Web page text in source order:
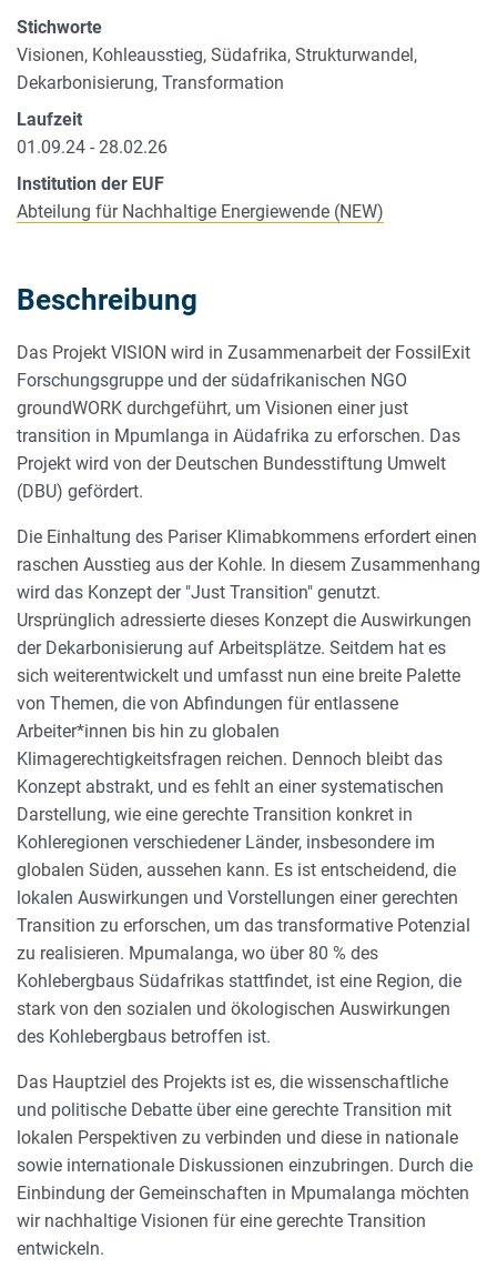
Stichworte
Visionen, Kohleausstieg, Südafrika, Strukturwandel,
Dekarbonisierung, Transformation
Laufzeit
01.09.24 - 28.02.26
Institution der EUF
Abteilung für Nachhaltige Energiewende (NEW)
Beschreibung
Das Projekt VISION wird in Zusammenarbeit der FossilExit
Forschungsgruppe und der südafrikanischen NGO
groundWORK durchgeführt, um Visionen einer just
transition in Mpumlanga in Aüdafrika zu erforschen. Das
Projekt wird von der Deutschen Bundesstiftung Umwelt
(DBU) gefördert.
Die Einhaltung des Pariser Klimabkommens erfordert einen
raschen Ausstieg aus der Kohle. In diesem Zusammenhang
wird das Konzept der "Just Transition" genutzt.
Ursprünglich adressierte dieses Konzept die Auswirkungen
der Dekarbonisierung auf Arbeitsplätze. Seitdem hat es
sich weiterentwickelt und umfasst nun eine breite Palette
von Themen, die von Abfindungen für entlassene
Arbeiter*innen bis hin zu globalen
Klimagerechtigkeitsfragen reichen. Dennoch bleibt das
Konzept abstrakt, und es fehlt an einer systematischen
Darstellung, wie eine gerechte Transition konkret in
Kohleregionen verschiedener Länder, insbesondere im
globalen Süden, aussehen kann. Es ist entscheidend, die
lokalen Auswirkungen und Vorstellungen einer gerechten
Transition zu erforschen, um das transformative Potenzial
zu realisieren. Mpumalanga, wo über 80 % des
Kohlebergbaus Südafrikas stattfindet, ist eine Region, die
stark von den sozialen und ökologischen Auswirkungen
des Kohlebergbaus betroffen ist.
Das Hauptziel des Projekts ist es, die wissenschaftliche
und politische Debatte über eine gerechte Transition mit
lokalen Perspektiven zu verbinden und diese in nationale
sowie internationale Diskussionen einzubringen. Durch die
Einbindung der Gemeinschaften in Mpumalanga möchten
wir nachhaltige Visionen für eine gerechte Transition
entwickeln.